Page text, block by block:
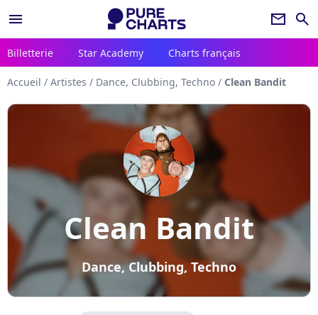
menu newsletter search
Billetterie Star Academy Charts français
Accueil / Artistes / Dance, Clubbing, Techno / Clean Bandit
Clean Bandit
Dance, Clubbing, Techno